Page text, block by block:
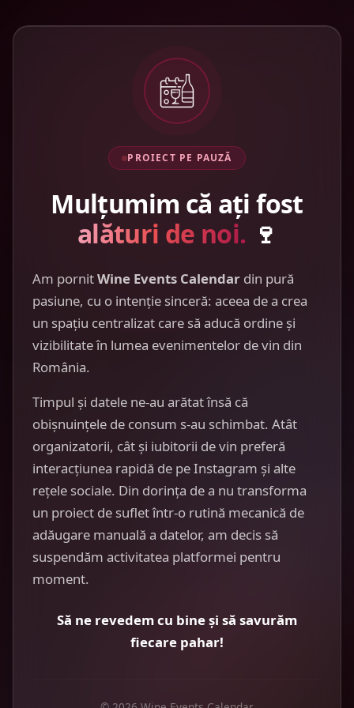
PROIECT PE PAUZĂ
Mulțumim că ați fost
alături de noi. 🍷
Am pornitWine Events Calendar din pură
pasiune, cu o intenție sinceră: aceea de a crea
un spațiu centralizat care să aducă ordine și
vizibilitate în lumea evenimentelor de vin din
România.
Timpul și datele ne-au arătat însă că
obișnuințele de consum s-au schimbat. Atât
organizatorii, cât și iubitorii de vin preferă
interacțiunea rapidă de pe Instagram și alte
rețele sociale. Din dorința de a nu transforma
un proiect de suflet într-o rutină mecanică de
adăugare manuală a datelor, am decis să
suspendăm activitatea platformei pentru
moment.
Să ne revedem cu bine și să savurăm
fiecare pahar!